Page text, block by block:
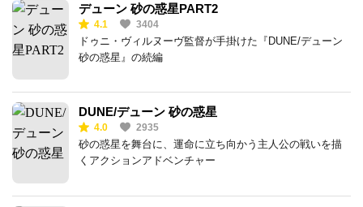
デューン 砂の惑星PART2
4.1 3404
ドゥニ・ヴィルヌーヴ監督が手掛けた『DUNE/デューン
砂の惑星』の続編
DUNE/デューン 砂の惑星
4.0 2935
砂の惑星を舞台に、運命に立ち向かう主人公の戦いを描
くアクションアドベンチャー